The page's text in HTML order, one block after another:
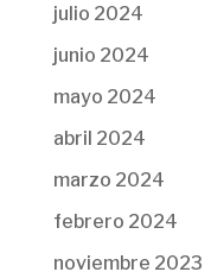
julio 2024
junio 2024
mayo 2024
abril 2024
marzo 2024
febrero 2024
noviembre 2023